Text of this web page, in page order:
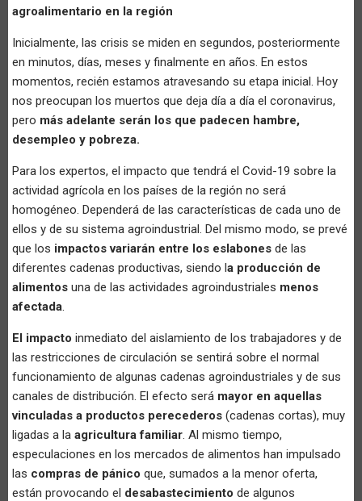
agroalimentario en la región
Inicialmente, las crisis se miden en segundos, posteriormente
en minutos, días, meses y finalmente en años. En estos
momentos, recién estamos atravesando su etapa inicial. Hoy
nos preocupan los muertos que deja día a día el coronavirus,
pero más adelante serán los que padecen hambre,
desempleo y pobreza.
Para los expertos, el impacto que tendrá el Covid-19 sobre la
actividad agrícola en los países de la región no será
homogéneo. Dependerá de las características de cada uno de
ellos y de su sistema agroindustrial. Del mismo modo, se prevé
que los impactos variarán entre los eslabones de las
diferentes cadenas productivas, siendo la producción de
alimentos una de las actividades agroindustriales menos
afectada.
El impacto inmediato del aislamiento de los trabajadores y de
las restricciones de circulación se sentirá sobre el normal
funcionamiento de algunas cadenas agroindustriales y de sus
canales de distribución. El efecto será mayor en aquellas
vinculadas a productos perecederos (cadenas cortas), muy
ligadas a la agricultura familiar. Al mismo tiempo,
especulaciones en los mercados de alimentos han impulsado
las compras de pánico que, sumados a la menor oferta,
están provocando el desabastecimiento de algunos